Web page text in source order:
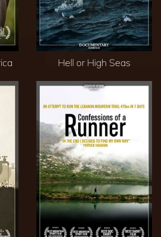
Hell or High Seas